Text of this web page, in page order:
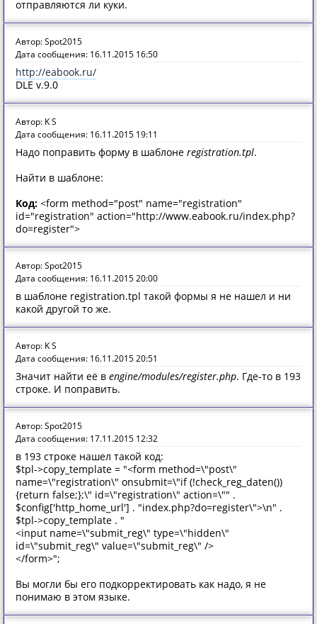
отправляются ли куки.
Автор: Spot2015
Дата сообщения: 16.11.2015 16:50
http://eabook.ru/
DLE v.9.0
Автор: K S
Дата сообщения: 16.11.2015 19:11
Надо поправить форму в шаблоне registration.tpl.
Найти в шаблоне:
Код: <form method="post" name="registration"
id="registration" action="http://www.eabook.ru/index.php?
do=register">
Автор: Spot2015
Дата сообщения: 16.11.2015 20:00
в шаблоне registration.tpl такой формы я не нашел и ни
какой другой то же.
Автор: K S
Дата сообщения: 16.11.2015 20:51
Значит найти её в engine/modules/register.php. Где-то в 193
строке. И поправить.
Автор: Spot2015
Дата сообщения: 17.11.2015 12:32
в 193 строке нашел такой код:
$tpl->copy_template = "<form method=\"post\"
name=\"registration\" onsubmit=\"if (!check_reg_daten())
{return false;};\" id=\"registration\" action=\"" .
$config['http_home_url'] . "index.php?do=register\">\n" .
$tpl->copy_template . "
<input name=\"submit_reg\" type=\"hidden\"
id=\"submit_reg\" value=\"submit_reg\" />
</form>";
Вы могли бы его подкорректировать как надо, я не
понимаю в этом языке.